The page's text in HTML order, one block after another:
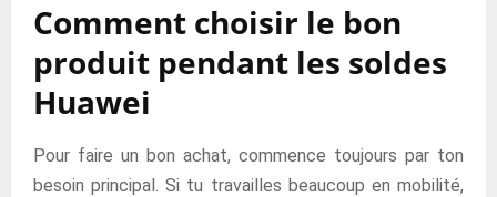
Comment choisir le bon
produit pendant les soldes
Huawei
Pour faire un bon achat, commence toujours par ton
besoin principal. Si tu travailles beaucoup en mobilité,